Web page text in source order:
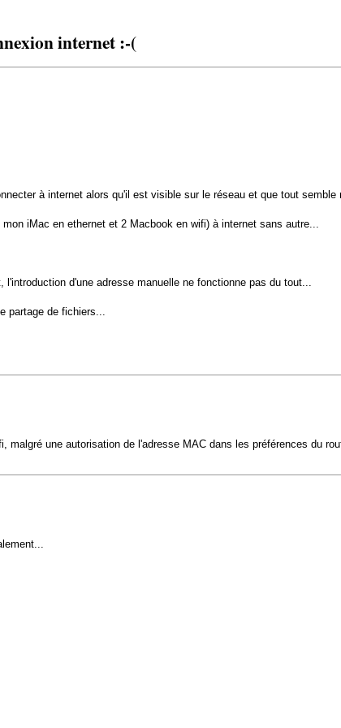
internet :-(
à internet alors qu'il est visible sur le réseau et que tout semble
iMac en ethernet et 2 Macbook en wifi) à internet sans autre...
d'une adresse manuelle ne fonctionne pas du tout...
partage de fichiers...
une autorisation de l'adresse MAC dans les préférences du